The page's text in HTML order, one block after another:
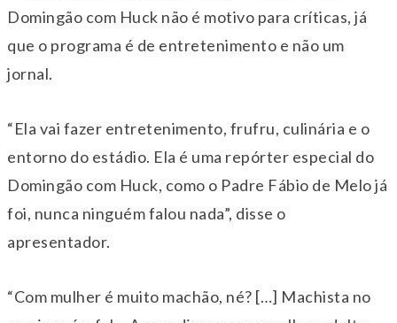
Domingão com Huck não é motivo para críticas, já
que o programa é de entretenimento e não um
jornal.
“Ela vai fazer entretenimento, frufru, culinária e o
entorno do estádio. Ela é uma repórter especial do
Domingão com Huck, como o Padre Fábio de Melo já
foi, nunca ninguém falou nada”, disse o
apresentador.
“Com mulher é muito machão, né? […] Machista no